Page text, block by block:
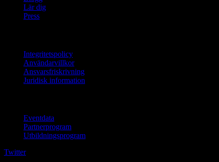
Lär dig
Press
Integritetspolicy
Användarvillkor
Ansvarsfriskrivning
Juridisk information
Eventdata
Partnerprogram
Utbildningsprogram
Twitter